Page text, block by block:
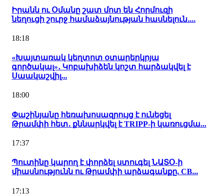
Իրանն ու Օմանը շատ մոտ են Հորմուզի
նեղուցի շուրջ համաձայնության հասնելուն․...
18:18
«Խայտառակ կեղտոտ օտարերկրյա
գործակալ»․ Կոբախիձեն կոշտ հարձակվել է
Սաակաշվիլ...
18:00
Փաշինյանը հեռախոսազրույց է ունեցել
Թրամփի հետ․ քննարկվել է TRIPP-ի կառուցմա...
17:37
Պուտինը կարող է փորձել ստուգել ՆԱՏՕ-ի
միասնությունն ու Թրամփի արձագանքը. CB...
17:13